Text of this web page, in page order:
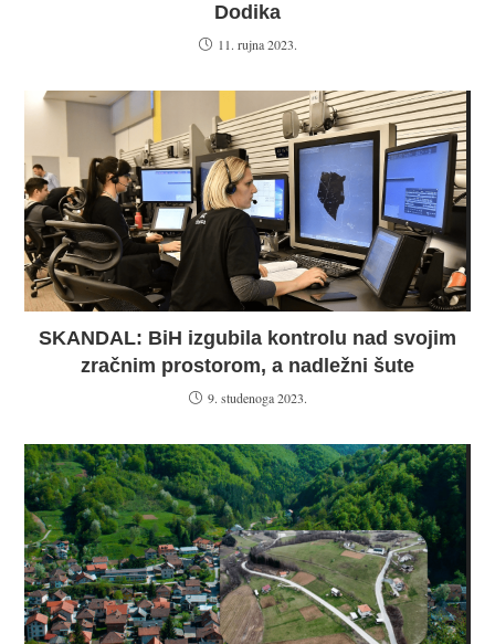
Dodika
11. rujna 2023.
SKANDAL: BiH izgubila kontrolu nad svojim
zračnim prostorom, a nadležni šute
9. studenoga 2023.